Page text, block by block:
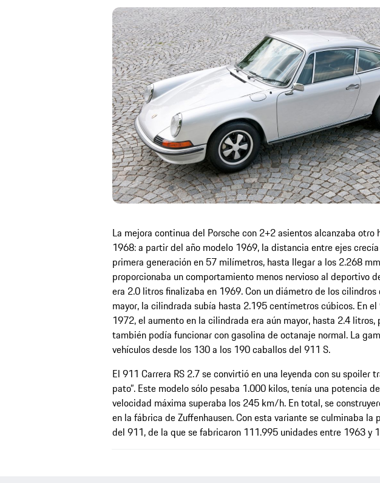
La mejora continua del Porsche con 2+2 asientos alcanzaba otro
1968: a partir del año modelo 1969, la distancia entre ejes
primera generación en 57 milímetros, hasta llegar a los 2.268
proporcionaba un comportamiento menos nervioso al deportivo
era 2.0 litros finalizaba en 1969. Con un diámetro de los
mayor, la cilindrada subía hasta 2.195 centímetros cúbicos. En
1972, el aumento en la cilindrada era aún mayor, hasta 2.4 litros,
también podía funcionar con gasolina de octanaje normal. La
vehículos desde los 130 a los 190 caballos del 911 S.
El 911 Carrera RS 2.7 se convirtió en una leyenda con su spoiler
pato”. Este modelo sólo pesaba 1.000 kilos, tenía una potencia
velocidad máxima superaba los 245 km/h. En total, se
en la fábrica de Zuffenhausen. Con esta variante se culminaba la
del 911, de la que se fabricaron 111.995 unidades entre 1963 y